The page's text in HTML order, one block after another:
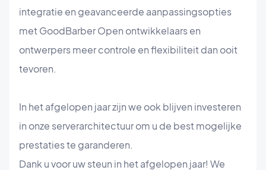
integratie en geavanceerde aanpassingsopties
met GoodBarber Open ontwikkelaars en
ontwerpers meer controle en flexibiliteit dan ooit
tevoren.
In het afgelopen jaar zijn we ook blijven investeren
in onze serverarchitectuur om u de best mogelijke
prestaties te garanderen.
Dank u voor uw steun in het afgelopen jaar! We